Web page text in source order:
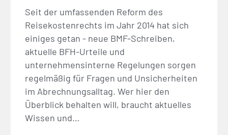
Seit der umfassenden Reform des
Reisekostenrechts im Jahr 2014 hat sich
einiges getan - neue BMF-Schreiben,
aktuelle BFH-Urteile und
unternehmensinterne Regelungen sorgen
regelmäßig für Fragen und Unsicherheiten
im Abrechnungsalltag. Wer hier den
Überblick behalten will, braucht aktuelles
Wissen und…